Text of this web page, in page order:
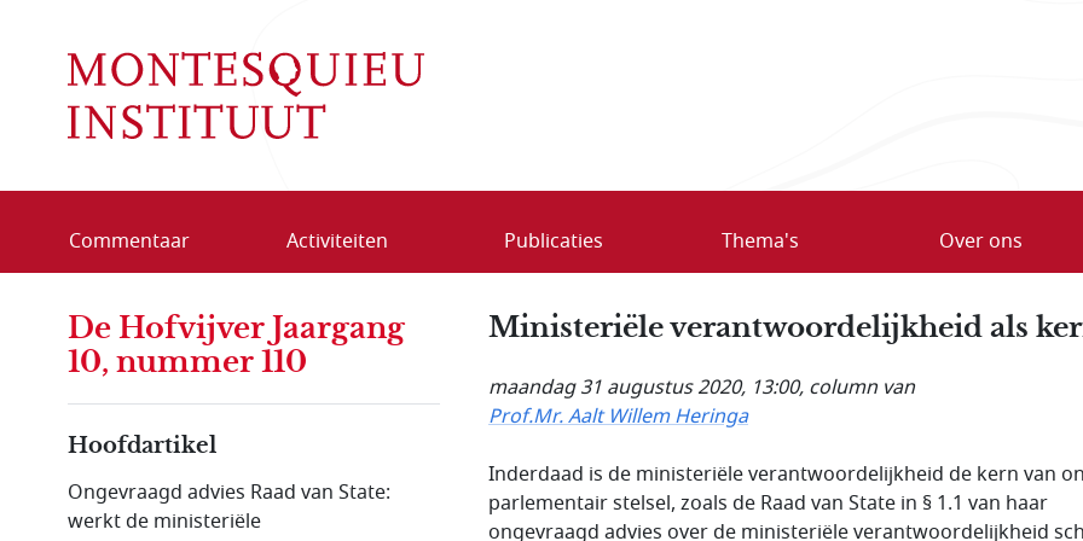
Commentaar Activiteiten Publicaties Thema's Over ons
Ministeriële verantwoordelijkheid als
maandag 31 augustus 2020, 13:00, column van
Prof.Mr. Aalt Willem Heringa
Inderdaad is de ministeriële verantwoordelijkheid de kern van
parlementair stelsel, zoals de Raad van State in § 1.1 van haar
ongevraagd advies over de ministeriële verantwoordelijkheid
De Hofvijver Jaargang
10, nummer 110
Hoofdartikel
Ongevraagd advies Raad van State:
werkt de ministeriële